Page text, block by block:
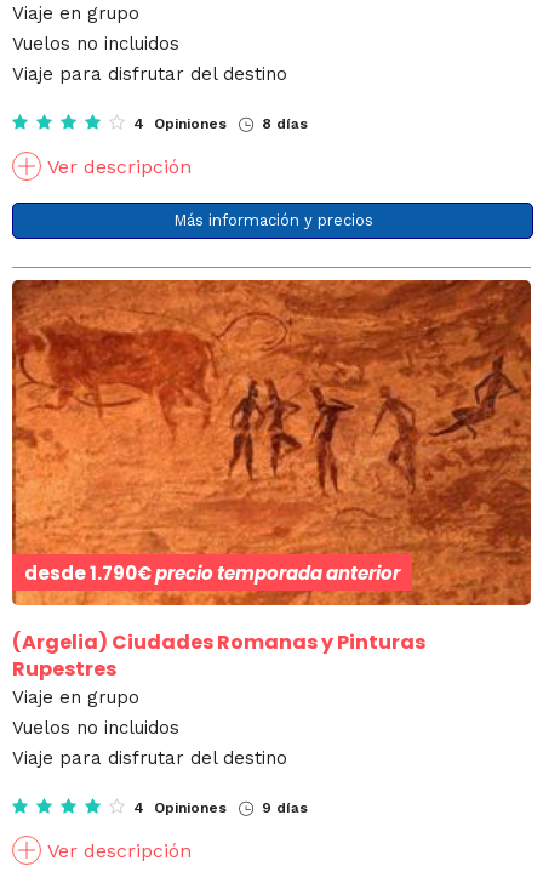
Viaje en grupo
Vuelos no incluidos
Viaje para disfrutar del destino
4 Opiniones 8 días
Ver descripción
Más información y precios
desde1.790€precio temporada anterior
(Argelia) Ciudades Romanas y Pinturas
Rupestres
Viaje en grupo
Vuelos no incluidos
Viaje para disfrutar del destino
4 Opiniones 9 días
Ver descripción